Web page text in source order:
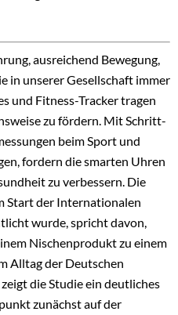
ausreichend Bewegung,
in unserer Gesellschaft immer
und Fitness-Tracker tragen
zu fördern. Mit Schritt-
beim Sport und
fordern die smarten Uhren
zu verbessern. Die
Start der Internationalen
wurde, spricht davon,
Nischenprodukt zu einem
Alltag der Deutschen
die Studie ein deutliches
zunächst auf der